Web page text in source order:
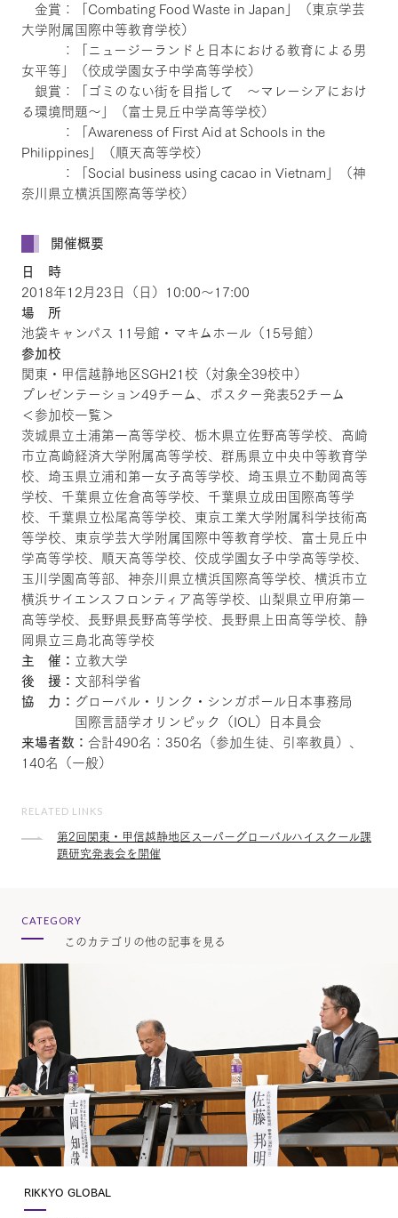
金賞：「Combating Food Waste in Japan」（東京学芸
大学附属国際中等教育学校）
：「ニュージーランドと日本における教育による男
女平等」（佼成学園女子中学高等学校）
銀賞：「ゴミのない街を目指して ～マレーシアにおけ
る環境問題～」（富士見丘中学高等学校）
：「Awareness of First Aid at Schools in the
Philippines」（順天高等学校）
：「Social business using cacao in Vietnam」（神
奈川県立横浜国際高等学校）
開催概要
日 時
2018年12月23日（日）10:00～17:00
場 所
池袋キャンパス 11号館・マキムホール（15号館）
参加校
関東・甲信越静地区SGH21校（対象全39校中）
プレゼンテーション49チーム、ポスター発表52チーム
＜参加校一覧＞
茨城県立土浦第一高等学校、栃木県立佐野高等学校、高崎
市立高崎経済大学附属高等学校、群馬県立中央中等教育学
校、埼玉県立浦和第一女子高等学校、埼玉県立不動岡高等
学校、千葉県立佐倉高等学校、千葉県立成田国際高等学
校、千葉県立松尾高等学校、東京工業大学附属科学技術高
等学校、東京学芸大学附属国際中等教育学校、富士見丘中
学高等学校、順天高等学校、佼成学園女子中学高等学校、
玉川学園高等部、神奈川県立横浜国際高等学校、横浜市立
横浜サイエンスフロンティア高等学校、山梨県立甲府第一
高等学校、長野県長野高等学校、長野県上田高等学校、静
岡県立三島北高等学校
主 催： 立教大学
後 援： 文部科学省
協 力： グローバル・リンク・シンガポール日本事務局
国際言語学オリンピック（IOL）日本員会
来場者数： 合計490名：350名（参加生徒、引率教員）、
140名（一般）
RELATED LINKS
第2回関東・甲信越静地区スーパーグローバルハイスクール課
題研究発表会を開催
CATEGORY
このカテゴリの他の記事を見る
RIKKYO GLOBAL